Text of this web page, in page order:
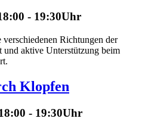
- 19:30Uhr
Richtungen der
aktive Unterstützung beim
Klopfen
- 19:30Uhr